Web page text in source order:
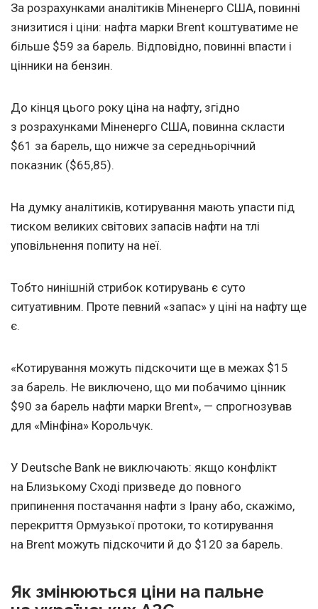
За розрахунками аналітиків Міненерго США, повинні
знизитися і ціни: нафта марки Brent коштуватиме не
більше $59 за барель. Відповідно, повинні впасти і
цінники на бензин.
До кінця цього року ціна на нафту, згідно
з розрахунками Міненерго США, повинна скласти
$61 за барель, що нижче за середньорічний
показник ($65,85).
На думку аналітиків, котирування мають упасти під
тиском великих світових запасів нафти на тлі
уповільнення попиту на неї.
Тобто нинішній стрибок котирувань є суто
ситуативним. Проте певний «запас» у ціні на нафту ще
є.
«Котирування можуть підскочити ще в межах $15
за барель. Не виключено, що ми побачимо цінник
$90 за барель нафти марки Brent», — спрогнозував
для «Мінфіна» Корольчук.
У Deutsche Bank не виключають: якщо конфлікт
на Близькому Сході призведе до повного
припинення постачання нафти з Ірану або, скажімо,
перекриття Ормузької протоки, то котирування
на Brent можуть підскочити й до $120 за барель.
Як змінюються ціни на пальне